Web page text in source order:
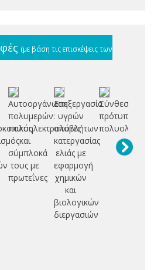
(με βάση τις επισκέψεις των
Αυτοοργάνωση
πολυμερών:
πολυηλεκτρολύτες
και
σύμπλοκά
τους με
πρωτεΐνες
Επεξεργασία
υγρών
αποβλήτων
κατεργασίας
ελιάς με
εφαρμογή
χημικών
και
βιολογικών
διεργασιών
Σύνθεση
πρότυπων